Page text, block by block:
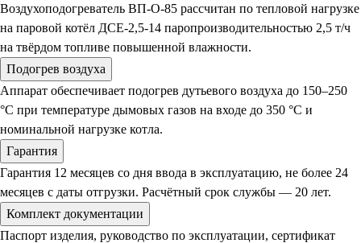
Воздухоподогреватель ВП-О-85 рассчитан по тепловой нагрузке
на паровой котёл ДСЕ-2,5-14 паропроизводительностью 2,5 т/ч
на твёрдом топливе повышенной влажности.
Подогрев воздуха
Аппарат обеспечивает подогрев дутьевого воздуха до 150–250
°C при температуре дымовых газов на входе до 350 °C и
номинальной нагрузке котла.
Гарантия
Гарантия 12 месяцев со дня ввода в эксплуатацию, не более 24
месяцев с даты отгрузки. Расчётный срок службы — 20 лет.
Комплект документации
Паспорт изделия, руководство по эксплуатации, сертификат